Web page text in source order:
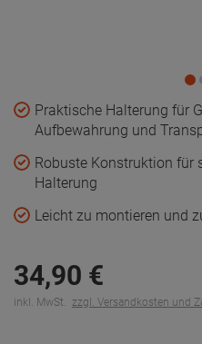
Praktische Halterung für
Aufbewahrung und
Robuste Konstruktion für
Halterung
Leicht zu montieren und
34,90 €
inkl. MwSt. zzgl. Versandkosten und